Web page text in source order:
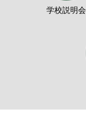
学校説明会